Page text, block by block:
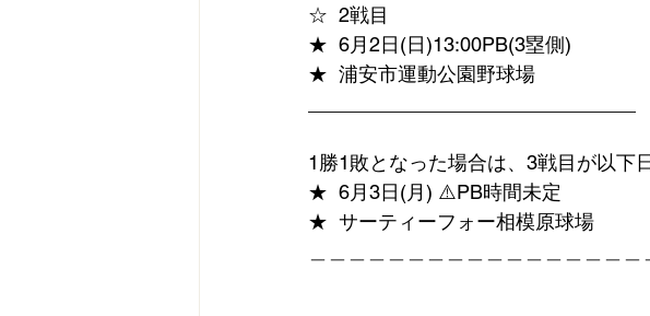
☆  2戦目
★  6月2日(日)13:00PB(3塁側)
★  浦安市運動公園野球場
1勝1敗となった場合は、3戦目が以下
★  6月3日(月) ⚠️PB時間未定
★  サーティーフォー相模原球場